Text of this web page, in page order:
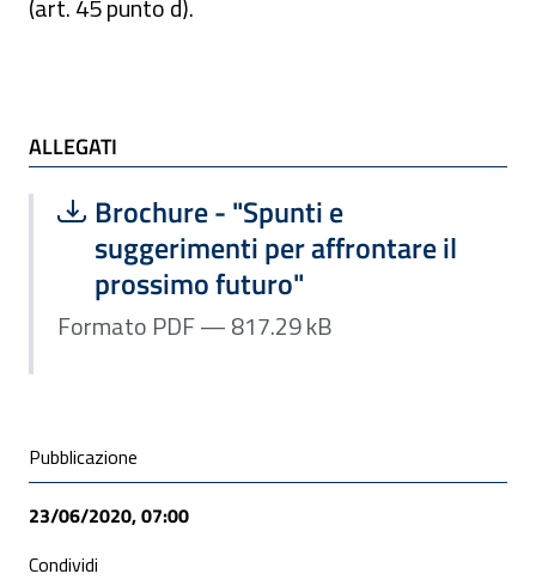
(art. 45 punto d).
ALLEGATI
ALLEGATI
Scarica file:
Brochure - "Spunti e
suggerimenti per affrontare il
prossimo futuro"
Formato PDF — Dimensione 817.29 kB
Formato PDF — 817.29 kB
Condivisione social
Pubblicazione
23/06/2020, 07:00
Condividi